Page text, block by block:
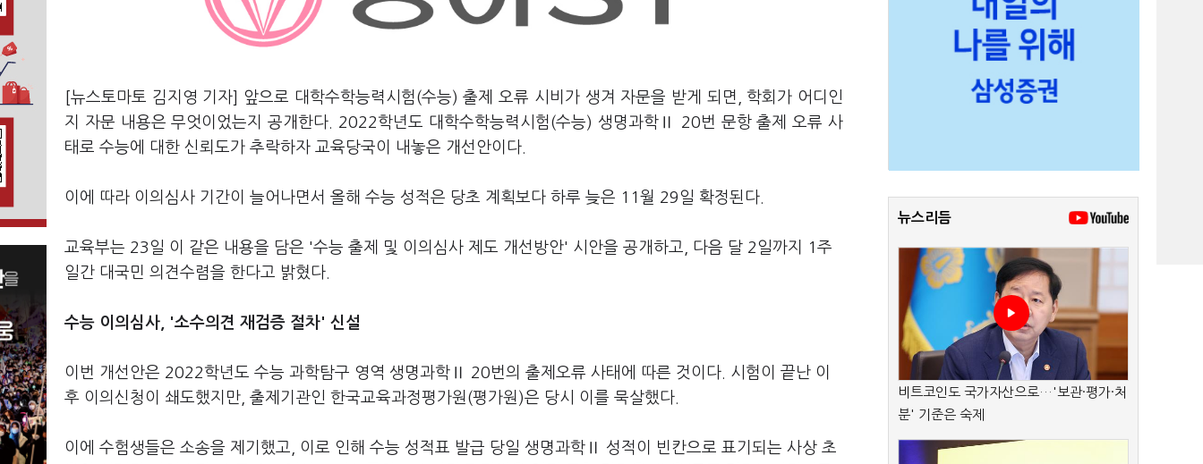
[뉴스토마토 김지영 기자] 앞으로 대학수학능력시험(수능) 출제 오류 시비가 생겨 자문을 받게 되면, 학회가 어디인
지 자문 내용은 무엇이었는지 공개한다. 2022학년도 대학수학능력시험(수능) 생명과학Ⅱ 20번 문항 출제 오류 사
태로 수능에 대한 신뢰도가 추락하자 교육당국이 내놓은 개선안이다.
이에 따라 이의심사 기간이 늘어나면서 올해 수능 성적은 당초 계획보다 하루 늦은 11월 29일 확정된다.
교육부는 23일 이 같은 내용을 담은 '수능 출제 및 이의심사 제도 개선방안' 시안을 공개하고, 다음 달 2일까지 1주
일간 대국민 의견수렴을 한다고 밝혔다.
수능 이의심사, '소수의견 재검증 절차' 신설
이번 개선안은 2022학년도 수능 과학탐구 영역 생명과학Ⅱ 20번의 출제오류 사태에 따른 것이다. 시험이 끝난 이
후 이의신청이 쇄도했지만, 출제기관인 한국교육과정평가원(평가원)은 당시 이를 묵살했다.
이에 수험생들은 소송을 제기했고, 이로 인해 수능 성적표 발급 당일 생명과학Ⅱ 성적이 빈칸으로 표기되는 사상 초
뉴스리듬
비트코인도 국가자산으로…'보관·평가·처
분' 기준은 숙제